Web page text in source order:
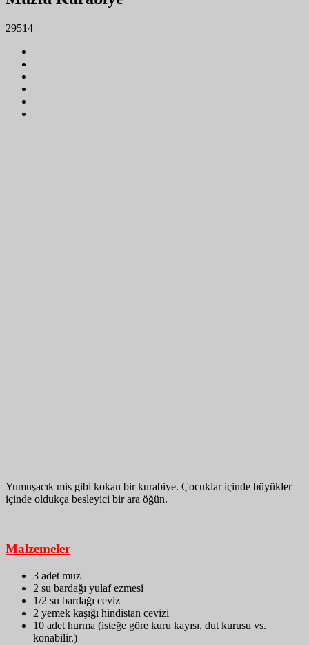
29514
Yumuşacık mis gibi kokan bir kurabiye. Çocuklar içinde büyükler
içinde oldukça besleyici bir ara öğün.
Malzemeler
3 adet muz
2 su bardağı yulaf ezmesi
1/2 su bardağı ceviz
2 yemek kaşığı hindistan cevizi
10 adet hurma (isteğe göre kuru kayısı, dut kurusu vs.
konabilir.)